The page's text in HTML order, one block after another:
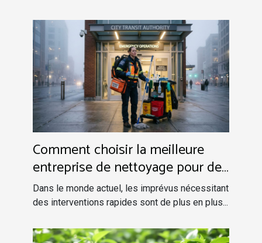
Comment choisir la meilleure
entreprise de nettoyage pour des
urgences ?
Dans le monde actuel, les imprévus nécessitant
des interventions rapides sont de plus en plus...